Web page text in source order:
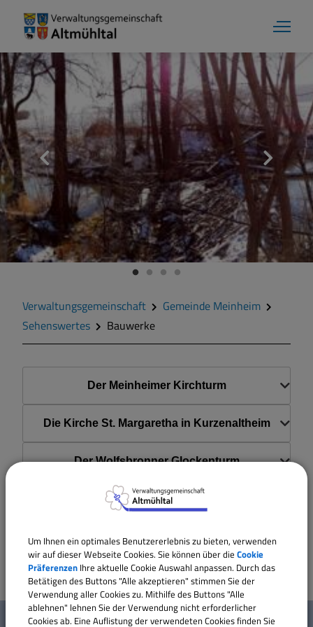
Gemeinde Meinheim
Grußwort
Kontakt
Veranstaltungen
Zahlen und Daten
Gegend
Geschichte
Wappen
Gemeinderat
Dorfwettbewerb
Mitteilungsblatt
Verwaltungsgemeinschaft
Gemeinde Meinheim
Sehenswertes
Bauwerke
Der Meinheimer Kirchturm
Die Kirche St. Margaretha in Kurzenaltheim
Der Wolfsbronner Glockenturm
Das prämierte Baudenkmal
Die restaurierte Scheune
W
Um Ihnen ein optimales Benutzererlebnis zu bieten, verwenden
wir auf dieser Webseite Cookies. Sie können über die Cookie
Präferenzen Ihre aktuelle Cookie Auswahl anpassen. Durch das
Betätigen des Buttons "Alle akzeptieren" stimmen Sie der
Verwendung aller Cookies zu. Mithilfe des Buttons "Alle
ablehnen" lehnen Sie der Verwendung nicht erforderlicher
Cookies ab. Eine Auflistung der verwendeten Cookies finden Sie